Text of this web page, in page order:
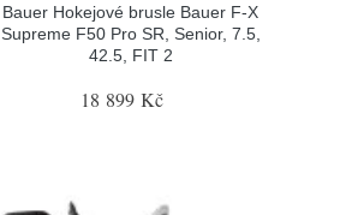
Bauer Hokejové brusle Bauer F-X
Supreme F50 Pro SR, Senior, 7.5,
42.5, FIT 2
18 899 Kč